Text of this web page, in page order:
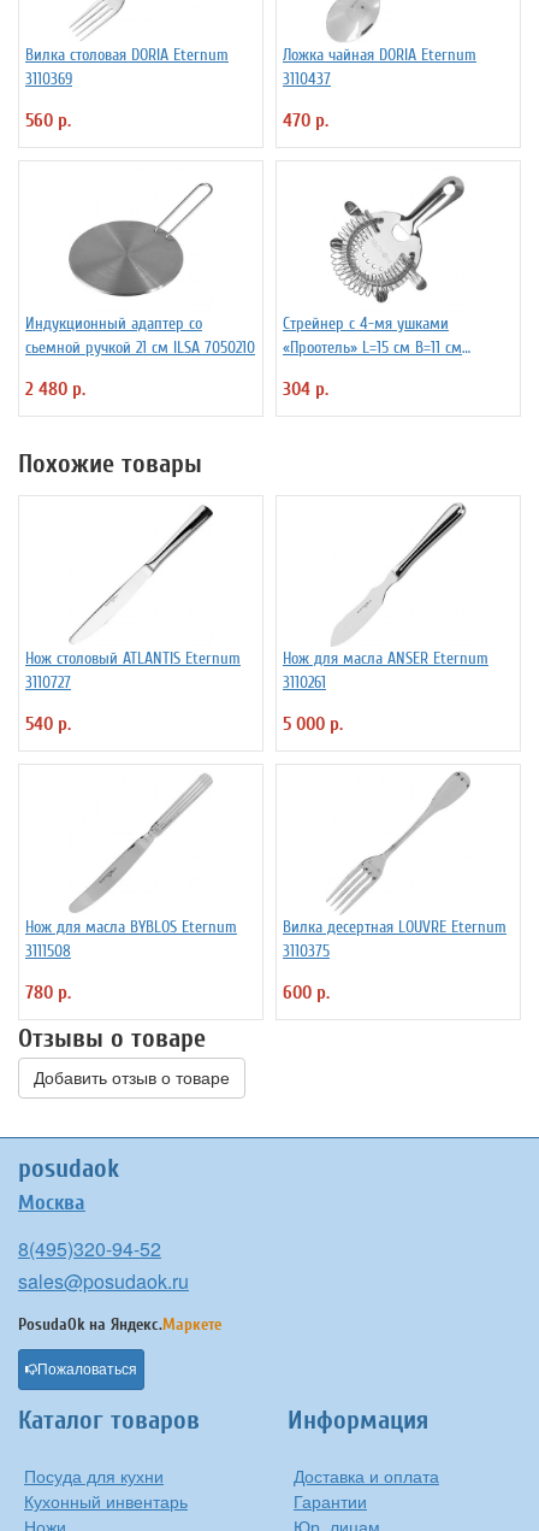
Вилка столовая DORIA Eternum
3110369
560 р.
Ложка чайная DORIA Eternum
3110437
470 р.
Индукционный адаптер со
сьемной ручкой 21 см ILSA 7050210
2 480 р.
Стрейнер с 4-мя ушками
«Проотель» L=15 см B=11 см
304 р.
Похожие товары
Нож столовый ATLANTIS Eternum
3110727
540 р.
Нож для масла ANSER Eternum
3110261
5 000 р.
Нож для масла BYBLOS Eternum
3111508
780 р.
Вилка десертная LOUVRE Eternum
3110375
600 р.
Отзывы о товаре
Добавить отзыв о товаре
posudaok
Москва
8(495)320-94-52
sales@posudaok.ru
PosudaOk на Яндекс.Маркете
Пожаловаться
Каталог товаров
Посуда для кухни
Кухонный инвентарь
Ножи
Информация
Доставка и оплата
Гарантии
Юр. лицам